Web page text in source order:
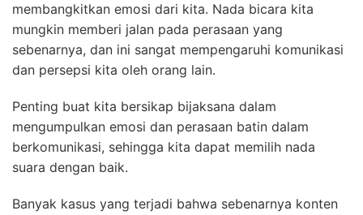
membangkitkan emosi dari kita. Nada bicara kita
mungkin memberi jalan pada perasaan yang
sebenarnya, dan ini sangat mempengaruhi komunikasi
dan persepsi kita oleh orang lain.
Penting buat kita bersikap bijaksana dalam
mengumpulkan emosi dan perasaan batin dalam
berkomunikasi, sehingga kita dapat memilih nada
suara dengan baik.
Banyak kasus yang terjadi bahwa sebenarnya konten